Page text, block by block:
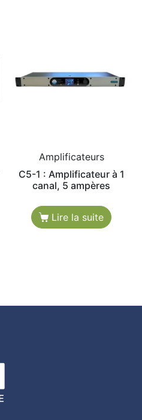
Amplificateurs
C5-1 : Amplificateur à 1
canal, 5 ampères
Lire la suite